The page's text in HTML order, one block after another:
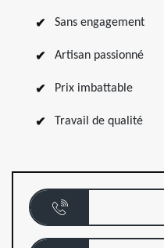
Sans engagement
Artisan passionné
Prix imbattable
Travail de qualité